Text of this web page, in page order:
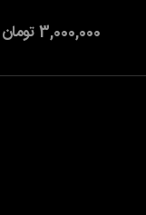
3,000,000 تومان